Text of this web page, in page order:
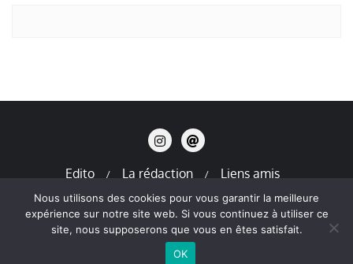
Edito La rédaction
Liens amis
Mentions légales
Copyright ©2026 La Terre en Thiers . All rights reserved.
&Designed by
Nous utilisons des cookies pour vous garantir la meilleure
expérience sur notre site web. Si vous continuez à utiliser ce
site, nous supposerons que vous en êtes satisfait.
OK